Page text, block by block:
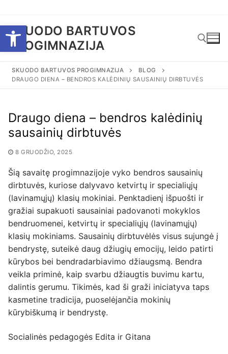
Open toolbar
prie
turinio
SKUODO BARTUVOS
PROGIMNAZIJA
Ieškoti:
SKUODO BARTUVOS PROGIMNAZIJA
BLOG
DRAUGO DIENA – BENDROS KALĖDINIŲ SAUSAINIŲ DIRBTUVĖS
Draugo diena – bendros kalėdinių
sausainių dirbtuvės
8 GRUODŽIO, 2025
Šią savaitę progimnazijoje vyko bendros sausainių
dirbtuvės, kuriose dalyvavo ketvirtų ir specialiųjų
(lavinamųjų) klasių mokiniai. Penktadienį išpuošti ir
gražiai supakuoti sausainiai padovanoti mokyklos
bendruomenei, ketvirtų ir specialiųjų (lavinamųjų)
klasių mokiniams. Sausainių dirbtuvėlės visus sujungė į
bendrystę, suteikė daug džiugių emocijų, leido patirti
kūrybos bei bendradarbiavimo džiaugsmą. Bendra
veikla priminė, kaip svarbu džiaugtis buvimu kartu,
dalintis gerumu. Tikimės, kad ši graži iniciatyva taps
kasmetine tradicija, puoselėjančia mokinių
kūrybiškumą ir bendrystę.
Socialinės pedagogės Edita ir Gitana